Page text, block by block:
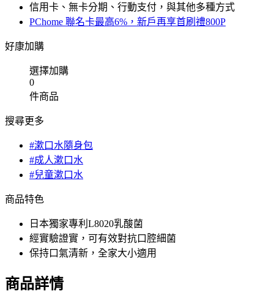
信用卡、無卡分期、行動支付，與其他多種方式
PChome 聯名卡最高6%，新戶再享首刷禮800P
好康加購
選擇加購
0
件商品
搜尋更多
#漱口水隨身包
#成人漱口水
#兒童漱口水
商品特色
日本獨家專利L8020乳酸菌
經實驗證實，可有效對抗口腔細菌
保持口氣清新，全家大小適用
商品詳情